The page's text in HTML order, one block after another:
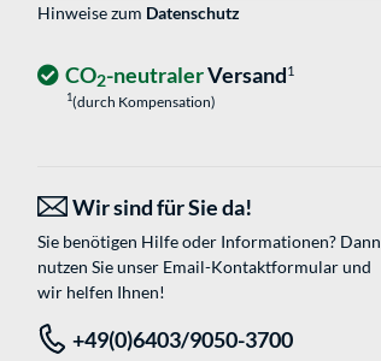
Hinweise zum Datenschutz
CO2-neutralerVersand1
1(durch Kompensation)
Wir sind für Sie da!
Sie benötigen Hilfe oder Informationen? Dann
nutzen Sie unser Email-Kontaktformularund
wir helfen Ihnen!
+49(0)6403/9050-3700